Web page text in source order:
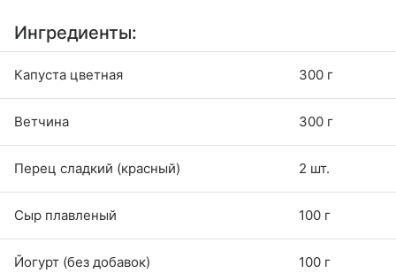
Ингредиенты:
Капуста цветная 300 г
Ветчина 300 г
Перец сладкий (красный) 2 шт.
Сыр плавленый 100 г
Йогурт (без добавок) 100 г